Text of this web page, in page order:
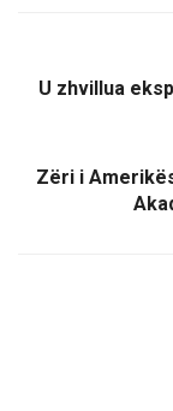
U zhvillua
Zëri i